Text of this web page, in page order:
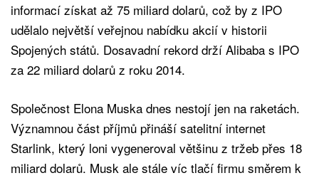
informací získat až 75 miliard dolarů, což by z IPO
udělalo největší veřejnou nabídku akcií v historii
Spojených států. Dosavadní rekord drží Alibaba s IPO
za 22 miliard dolarů z roku 2014.
Společnost Elona Muska dnes nestojí jen na raketách.
Významnou část příjmů přináší satelitní internet
Starlink, který loni vygeneroval většinu z tržeb přes 18
miliard dolarů. Musk ale stále víc tlačí firmu směrem k